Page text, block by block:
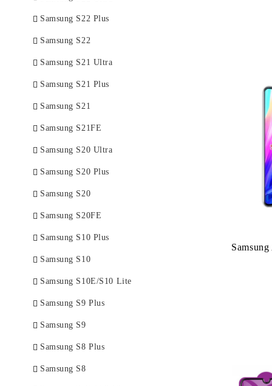
Samsung S22 Plus
Samsung S22
Samsung S21 Ultra
Samsung S21 Plus
Samsung S21
Samsung S21FE
Samsung S20 Ultra
Samsung S20 Plus
Samsung S20
Samsung S20FE
Samsung S10 Plus
Samsung S10
Samsung S10E/S10 Lite
Samsung S9 Plus
Samsung S9
Samsung S8 Plus
Samsung S8